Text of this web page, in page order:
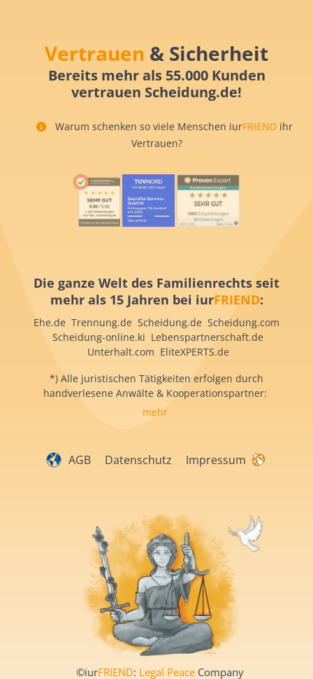
Vertrauen & Sicherheit
Bereits mehr als 55.000 Kunden
vertrauen Scheidung.de!
Warum schenken so viele Menschen iurFRIEND ihr
Vertrauen?
Die ganze Welt des Familienrechts seit
mehr als 15 Jahren bei iurFRIEND:
Ehe.de Trennung.de Scheidung.de Scheidung.com
Scheidung-online.ki Lebenspartnerschaft.de
Unterhalt.com EliteXPERTS.de
*) Alle juristischen Tätigkeiten erfolgen durch
handverlesene Anwälte & Kooperationspartner:
mehr
AGB Datenschutz Impressum
©iurFRIEND: Legal Peace Company